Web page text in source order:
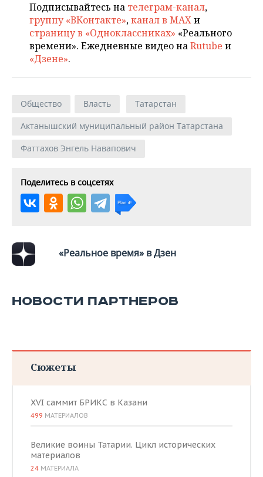
Подписывайтесь на телеграм-канал,
группу «ВКонтакте»,канал в MAXи
страницу в «Одноклассниках» «Реального
времени». Ежедневные видео наRutube и
«Дзене».
Общество Власть
Татарстан
Актанышский муниципальный район Татарстана
Фаттахов Энгель Навапович
Поделитесь в соцсетях
«Реальное время» в Дзен
НОВОСТИ ПАРТНЕРОВ
Сюжеты
XVI саммит БРИКС в Казани
499 МАТЕРИАЛОВ
Великие воины Татарии. Цикл исторических
материалов
24 МАТЕРИАЛА